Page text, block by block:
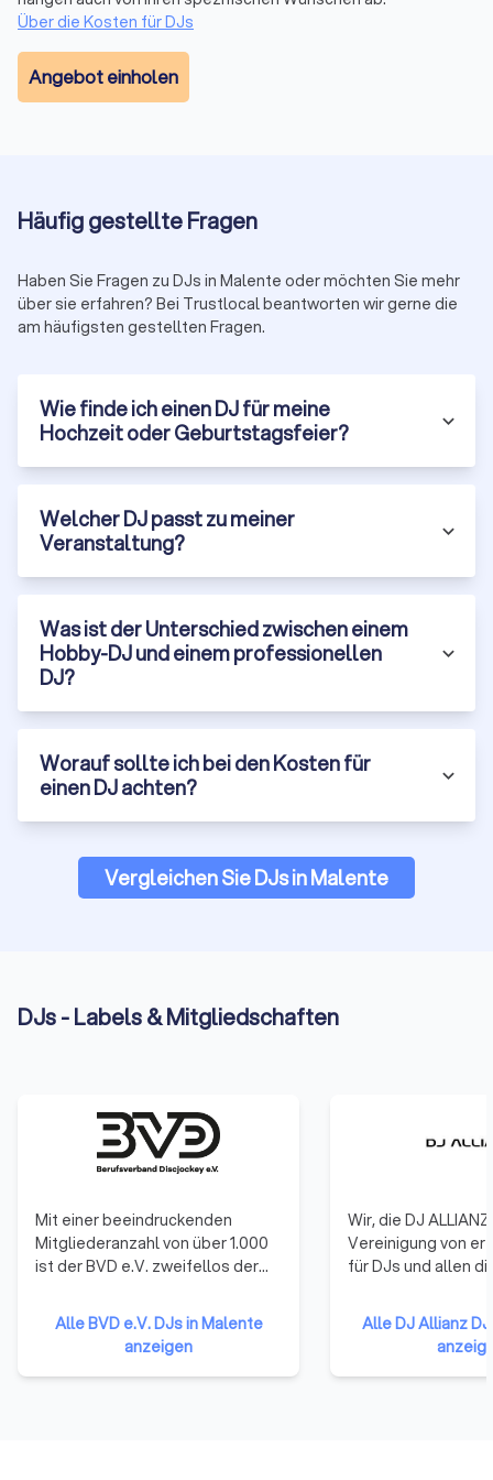
Vergleichen Sie mit Trustlocal bis zu vier
Ihrer Nähe. Kostenlos, transparent und auf Basis
echter Kundenbewertungen.
Jetzt DJs vergleichen
Über die Kosten für DJs
Angebot einholen
Häufig gestellte Fragen
Haben Sie Fragen zu DJs in Malente oder möchten Sie mehr
über sie erfahren? Bei Trustlocal beantworten wir gerne die
am häufigsten gestellten Fragen.
Wie finde ich einen DJ für meine
Hochzeit oder Geburtstagsfeier?
Welcher DJ passt zu meiner
Veranstaltung?
Was ist der Unterschied zwischen einem
Hobby-DJ und einem professionellen
DJ?
Worauf sollte ich bei den Kosten für
einen DJ achten?
Vergleichen Sie DJs in Malente
DJs - Labels & Mitgliedschaften
Mit einer beeindruckenden
Mitgliederanzahl von über 1.000
ist der BVD e.V. zweifellos der
Europa. Unsere Wurzeln reichen
zurück bis ins Jahr 1982, als der
BVD e.V. in Münster ins Leben
gerufen wurde. Seitdem sind wir
Alle BVD e.V. DJs in Malente
anzeigen
Wir, die DJ
Vereinigung von
für DJs und allen
Branche Fuß
gerade erst
einfach ein Herz
die Szene hast.
Alle DJ Allianz